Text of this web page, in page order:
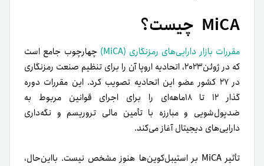
MiCA چیست؟
مقررات بازار دارایی‌های رمزنگاری (MiCA)
چهارچوب جامع است
که در ژوئن‌۲۰۲۳، اتحادیه اروپا آن را برای تنظیم صنعت رمزنگاری
در ۲۷ کشور عضو این اتحادیه تصویب کرد. این مقررات دوره
گذار ۱۲ تا ۱۸ماهه‌ای را برای اجرای قوانین مربوط به
ضدپول‌شویی و مبارزه با تأمین مالی تروریسم و نگه‌داری
دارایی‌های دیجیتال آغاز می‌کند.
تأثیر MiCA بر استیبل‌کوین‌ها هنوز مشخص نیست. بااین‌حال،